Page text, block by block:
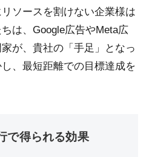
ソースを割けない企業様は
は、Google広告やMeta広
が、貴社の「手足」となっ
、最短距離での目標達成を
で得られる効果